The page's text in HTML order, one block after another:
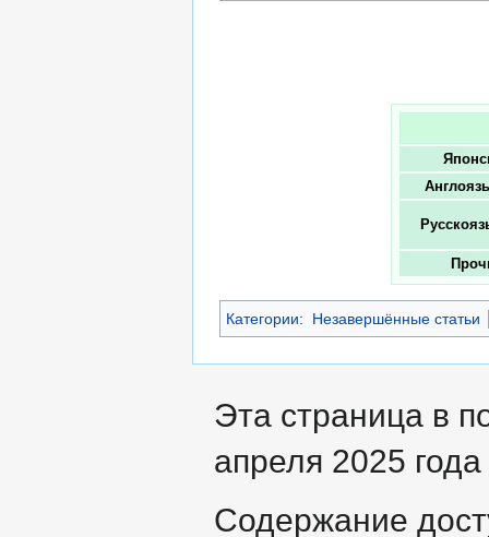
Категории: Незавершённые статьи
Эта страница в
апреля 2025
Содержание